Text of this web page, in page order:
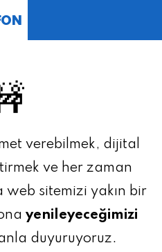
verebilmek, dijital
ve her zaman
web sitemizi yakın bir
yenileyeceğimizi
duyuruyoruz.